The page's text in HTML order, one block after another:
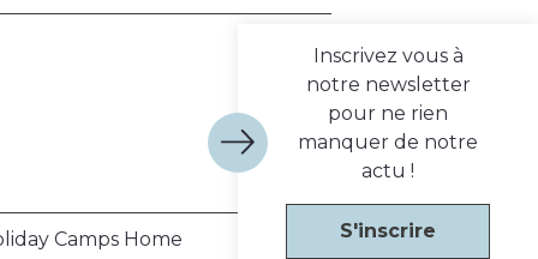
Camps Home
Inscrivez vous à
notre newsletter
pour ne rien
manquer de notre
actu !
S'inscrire